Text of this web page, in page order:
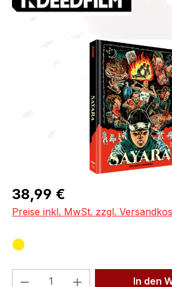
Bildergalerie überspringen
Regulärer Preis:
38,99 €
Preise inkl. MwSt. zzgl.
Produkt Anzahl: GibIn den